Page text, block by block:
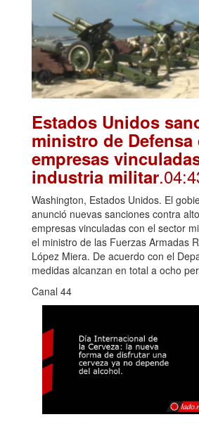
Estados Unidos
ministro de Defensa
empresas
industria militar
Washington, Estados Unidos. El
anunció nuevas sanciones contra
empresas vinculadas con el sector
el ministro de las Fuerzas Armadas
López Miera. De acuerdo con el
medidas alcanzan en total a ocho
Canal 44